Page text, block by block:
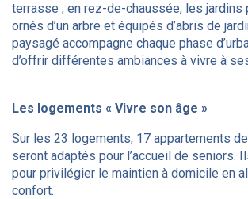
terrasse ; en rez-de-chaussée, les
ornés d’un arbre et équipés d’abris de
paysagé accompagne chaque phase
d’offrir différentes ambiances à vivre à
Les logements « Vivre son âge »
Sur les 23 logements, 17 appartements
seront adaptés pour l’accueil de seniors.
pour privilégier le maintien à domicile en
confort.